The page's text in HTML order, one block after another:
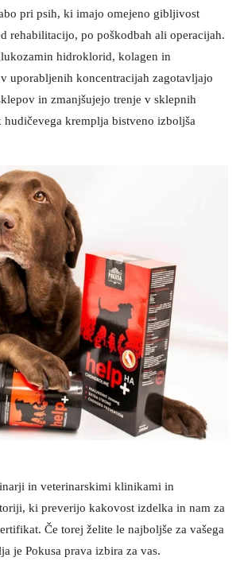
pri psih, ki imajo omejeno gibljivost
rehabilitacijo, po poškodbah ali operacijah.
hidroklorid, kolagen in
uporabljenih koncentracijah zagotavljajo
in zmanjšujejo trenje v sklepnih
kremplja bistveno izboljša
in veterinarskimi klinikami in
ki preverijo kakovost izdelka in nam za
Če torej želite le najboljše za vašega
je Pokusa prava izbira za vas.